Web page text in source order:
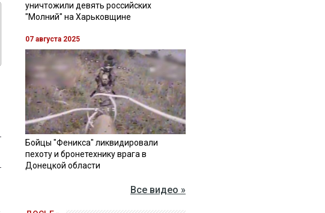
уничтожили девять российских
"Молний" на Харьковщине
07 августа 2025
Бойцы "Феникса" ликвидировали
пехоту и бронетехнику врага в
Донецкой области
Все видео »